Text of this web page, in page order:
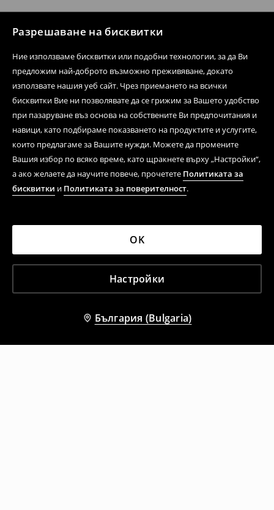
Разрешаване на бисквитки
Ние използваме бисквитки или подобни технологии, за да Ви
предложим най-доброто възможно преживяване, докато
използвате нашия уеб сайт. Чрез приемането на всички
бисквитки Вие ни позволявате да се грижим за Вашето удобство
при пазаруване въз основа на собствените Ви предпочитания и
навици, като подбираме показването на продуктите и услугите,
които предлагаме за Вашите нужди. Можете да промените
Вашия избор по всяко време, като щракнете върху „Настройки“,
а ако желаете да научите повече, прочетете Политиката за
бисквитки и Политиката за поверителност.
Настройки
OK
България (Bulgaria)